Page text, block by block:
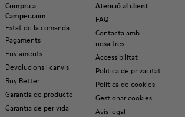
Compra a
Camper.com
Estat de la comanda
Pagaments
Enviaments
Devolucions i canvis
Buy Better
Garantia de producte
Garantia de per vida
Atenció al client
FAQ
Contacta amb
nosaltres
Accessibilitat
Politica de privacitat
Política de cookies
Gestionar cookies
Avís legal